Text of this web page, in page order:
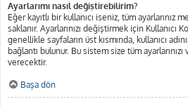
Ayarlarımı nasıl değiştirebilirim?
Eğer kayıtlı bir kullanıcı iseniz, tüm ayarlarınız
saklanır. Ayarlarınızı değiştirmek için Kullanıcı
genellikle sayfaların üst kısmında, kullanıcı
bağlantı bulunur. Bu sistem size tüm
verecektir.
Başa dön